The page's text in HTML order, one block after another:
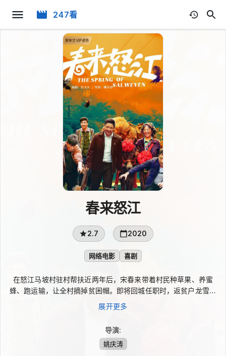
247看
春来怒江
2.7 2020
网络电影 喜剧
在怒江马坡村驻村帮扶近两年后，宋春来带着村民种草果、养蜜
蜂、跑运输，让全村摘掉贫困帽。即将回城任职时，返贫户龙雪莲
的出现让他决定留下。为让村子有更长远的出路，他申请旅游扶持
资金，动员大家开农家乐、办民宿。村民顾虑多、无人带头，宋春
账，也引来旁人等着看笑话。
展开更多
导演:
姚庆涛